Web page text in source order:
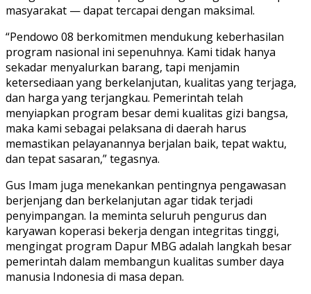
masyarakat — dapat tercapai dengan maksimal.
“Pendowo 08 berkomitmen mendukung keberhasilan
program nasional ini sepenuhnya. Kami tidak hanya
sekadar menyalurkan barang, tapi menjamin
ketersediaan yang berkelanjutan, kualitas yang terjaga,
dan harga yang terjangkau. Pemerintah telah
menyiapkan program besar demi kualitas gizi bangsa,
maka kami sebagai pelaksana di daerah harus
memastikan pelayanannya berjalan baik, tepat waktu,
dan tepat sasaran,” tegasnya.
Gus Imam juga menekankan pentingnya pengawasan
berjenjang dan berkelanjutan agar tidak terjadi
penyimpangan. Ia meminta seluruh pengurus dan
karyawan koperasi bekerja dengan integritas tinggi,
mengingat program Dapur MBG adalah langkah besar
pemerintah dalam membangun kualitas sumber daya
manusia Indonesia di masa depan.